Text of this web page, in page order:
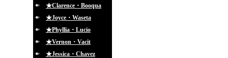
★Clarence・Booqua
★Joyce・Waseta
★Phyllia・Lucio
★Vernon・Vacit
★Jessica・Chavez